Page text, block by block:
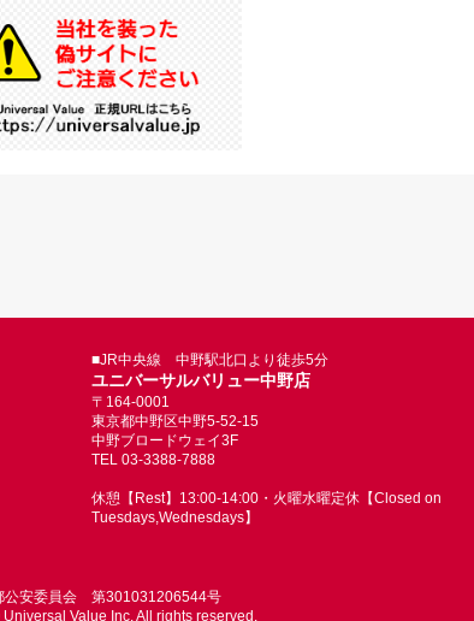
■JR中央線 中野駅北口より徒歩5分
ユニバーサルバリュー中野店
〒164-0001
東京都中野区中野5-52-15
中野ブロードウェイ3F
TEL 03-3388-7888
休憩【Rest】13:00-14:00・火曜水曜定休【Closed on
Tuesdays,Wednesdays】
公安委員会 第301031206544号
Value Inc. All rights reserved.